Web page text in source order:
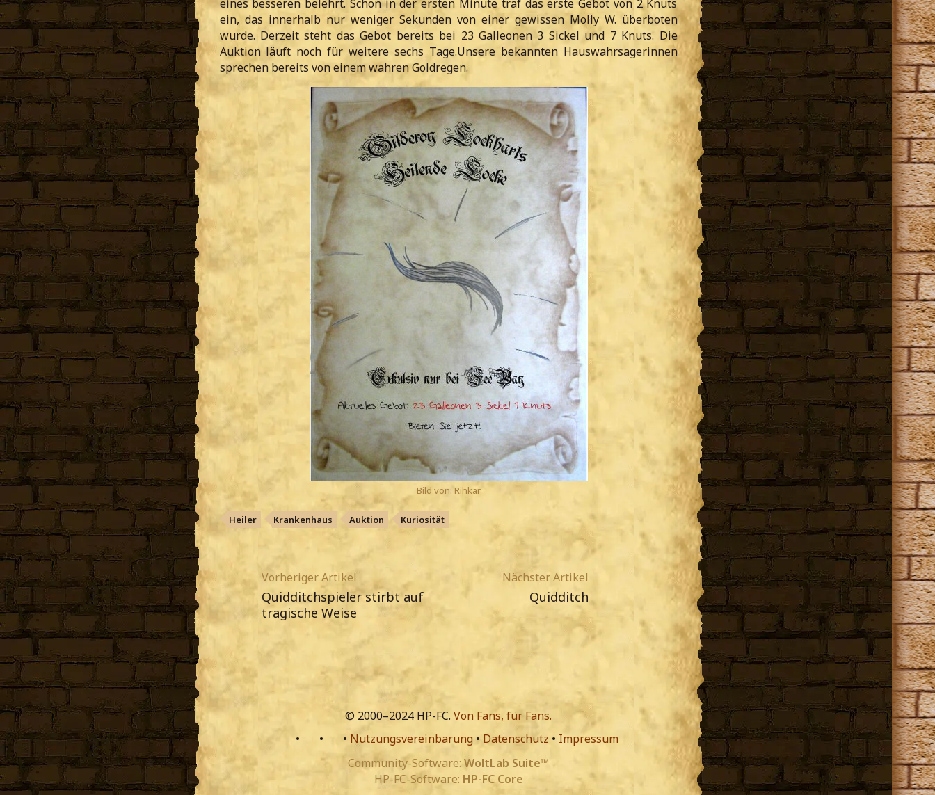
eines besseren belehrt. Schon in der ersten Minute traf das erste Gebot von 2 Knuts
ein, das innerhalb nur weniger Sekunden von einer gewissen Molly W. überboten
wurde. Derzeit steht das Gebot bereits bei 23 Galleonen 3 Sickel und 7 Knuts. Die
Auktion läuft noch für weitere sechs Tage.Unsere bekannten Hauswahrsagerinnen
sprechen bereits von einem wahren Goldregen.
Bild von: Rihkar
Heiler Krankenhaus Auktion Kuriosität
Vorheriger Artikel
Quidditchspieler stirbt auf
tragische Weise
Nächster Artikel
Quidditch
© 2000–2024 HP-FC. Von Fans, für Fans.
•
• • Nutzungsvereinbarung• Datenschutz • Impressum
Community-Software: WoltLab Suite™
HP-FC-Software: HP-FC Core